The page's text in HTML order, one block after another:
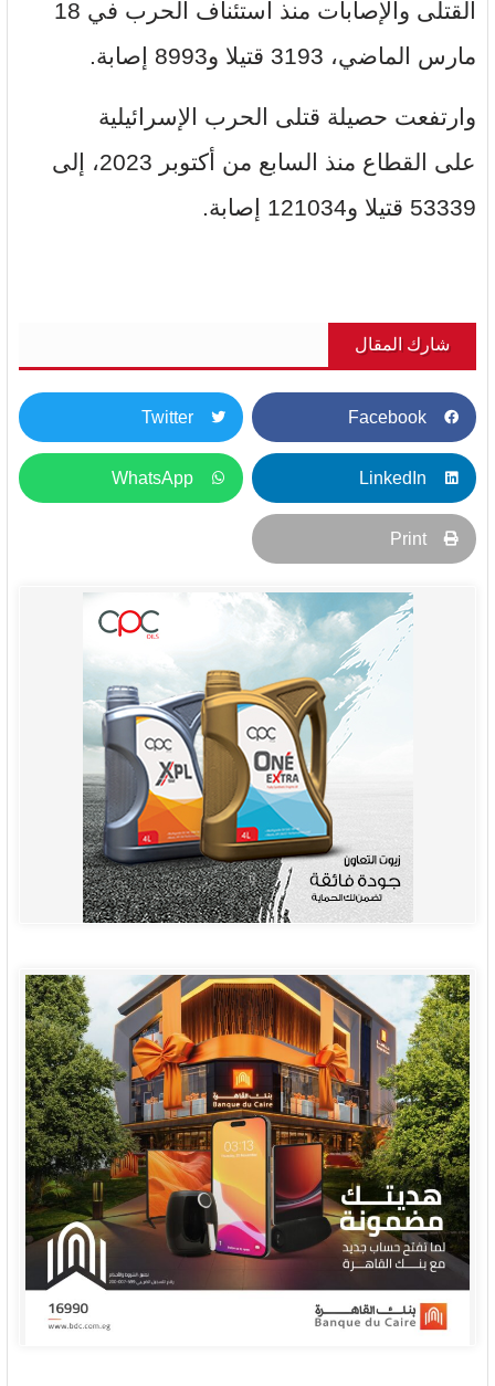
القتلى والإصابات منذ استئناف الحرب في 18
مارس الماضي، 3193 قتيلا و8993 إصابة.
وارتفعت حصيلة قتلى الحرب الإسرائيلية
على القطاع منذ السابع من أكتوبر 2023، إلى
53339 قتيلا و121034 إصابة.
شارك المقال
Facebook
Twitter
LinkedIn
WhatsApp
Print